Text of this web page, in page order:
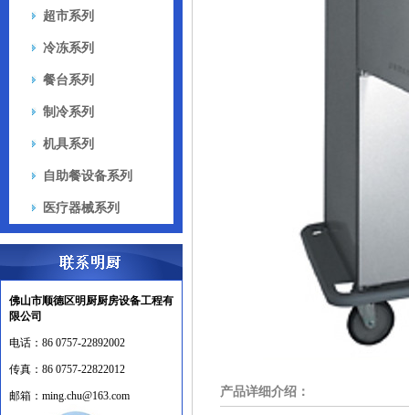
超市系列
冷冻系列
餐台系列
制冷系列
机具系列
自助餐设备系列
医疗器械系列
佛山市顺德区明厨厨房设备工程有
限公司
电话： 86 0757-22892002
传真： 86 0757-22822012
邮箱： ming.chu@163.com 产品详细介绍：